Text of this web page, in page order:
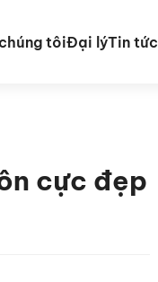
tôiĐại lýTin tức
cực đẹp